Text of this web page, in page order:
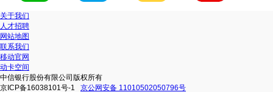
关于我们
人才招聘
网站地图
联系我们
移动官网
动卡空间
中信银行股份有限公司版权所有
京ICP备16038101号-1
京公网安备 11010502050796号